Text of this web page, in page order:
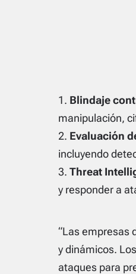
Blindaje
manipulación,
Evaluación
incluyendo
Threat
y responder a
“Las empresas
y dinámicos.
ataques para